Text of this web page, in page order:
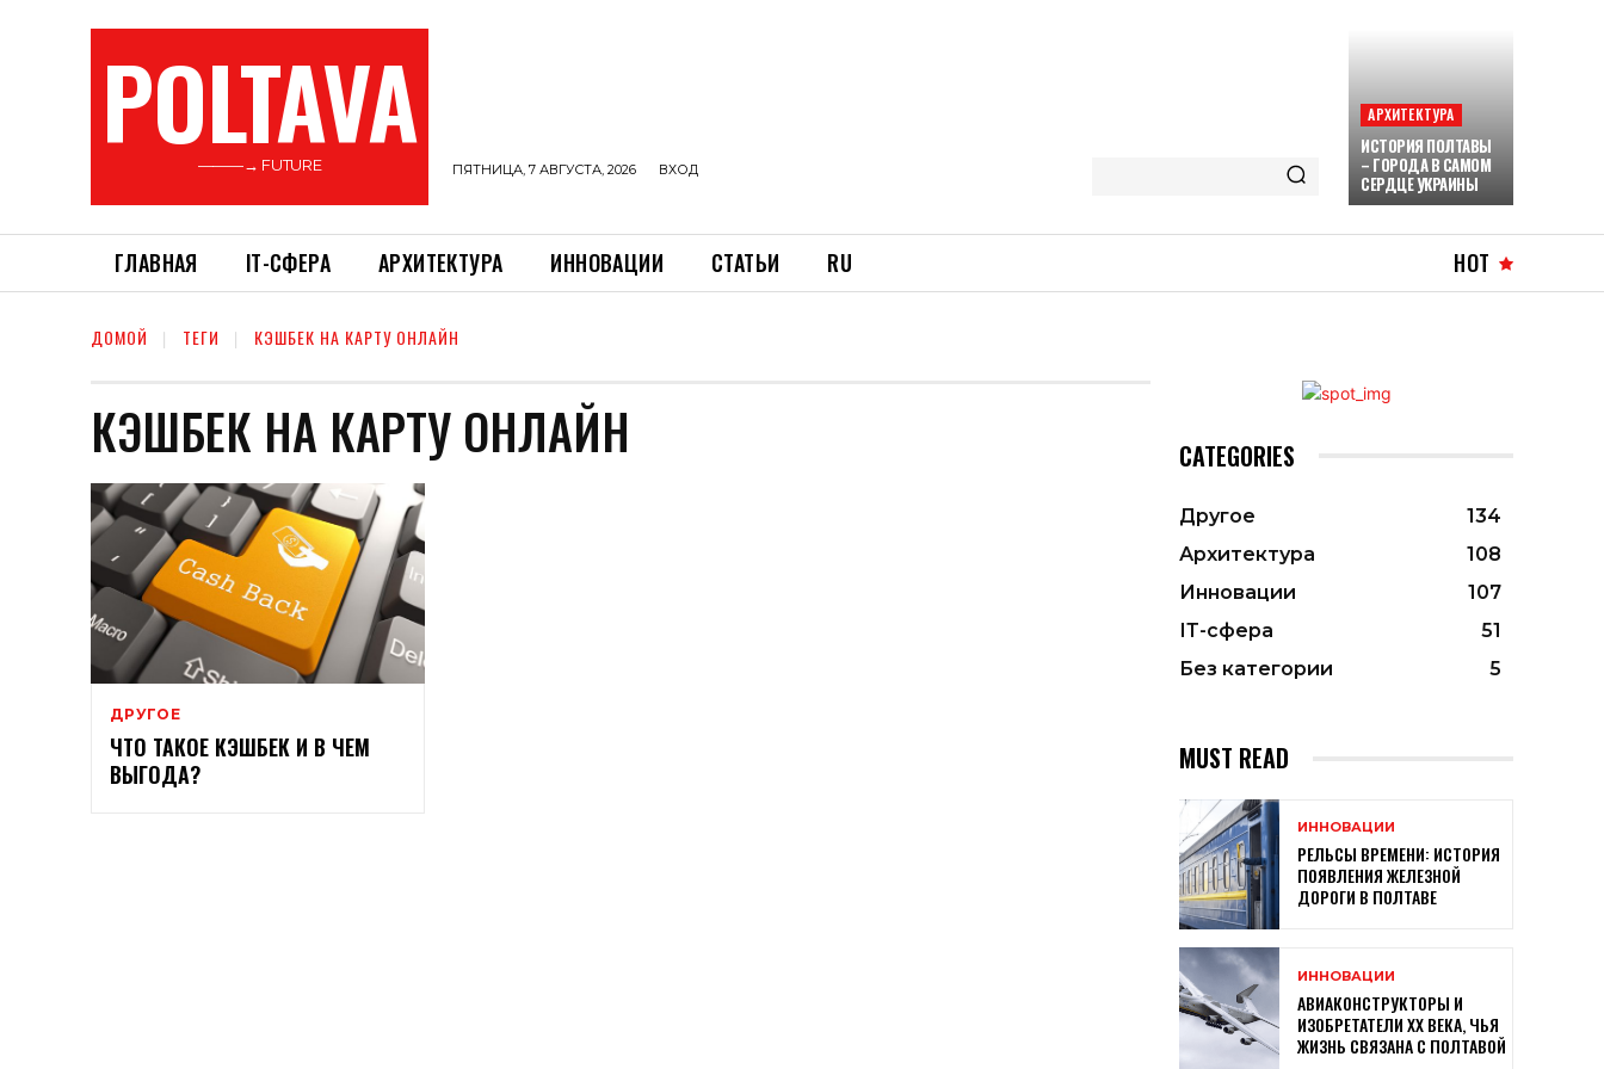
POLTAVA
———→ FUTURE ПЯТНИЦА, 7 АВГУСТА, 2026 ВХОД
АРХИТЕКТУРА
ИСТОРИЯ ПОЛТАВЫ
– ГОРОДА В САМОМ
СЕРДЦЕ УКРАИНЫ
ГЛАВНАЯ ІТ-СФЕРА АРХИТЕКТУРА ИННОВАЦИИ СТАТЬИ RU HOT
ДОМОЙ ТЕГИ КЭШБЕК НА КАРТУ ОНЛАЙН
КЭШБЕК НА КАРТУ ОНЛАЙН
ДРУГОЕ
ЧТО ТАКОЕ КЭШБЕК И В ЧЕМ
ВЫГОДА?
CATEGORIES
Другое
134
Архитектура
108
Инновации
107
ІТ-сфера
51
Без категории
5
MUST READ
ИННОВАЦИИ
РЕЛЬСЫ ВРЕМЕНИ: ИСТОРИЯ
ПОЯВЛЕНИЯ ЖЕЛЕЗНОЙ
ДОРОГИ В ПОЛТАВЕ
ИННОВАЦИИ
АВИАКОНСТРУКТОРЫ И
ИЗОБРЕТАТЕЛИ XX ВЕКА, ЧЬЯ
ЖИЗНЬ СВЯЗАНА С ПОЛТАВОЙ